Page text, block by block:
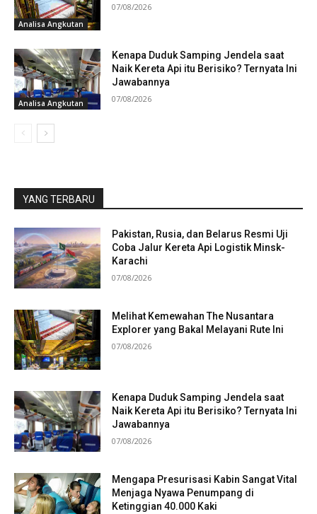
Analisa Angkutan
07/08/2026
Analisa Angkutan
Kenapa Duduk Samping Jendela saat
Naik Kereta Api itu Berisiko? Ternyata Ini
Jawabannya
07/08/2026
YANG TERBARU
Pakistan, Rusia, dan Belarus Resmi Uji
Coba Jalur Kereta Api Logistik Minsk-
Karachi
07/08/2026
Melihat Kemewahan The Nusantara
Explorer yang Bakal Melayani Rute Ini
07/08/2026
Kenapa Duduk Samping Jendela saat
Naik Kereta Api itu Berisiko? Ternyata Ini
Jawabannya
07/08/2026
Mengapa Presurisasi Kabin Sangat Vital
Menjaga Nyawa Penumpang di
Ketinggian 40.000 Kaki